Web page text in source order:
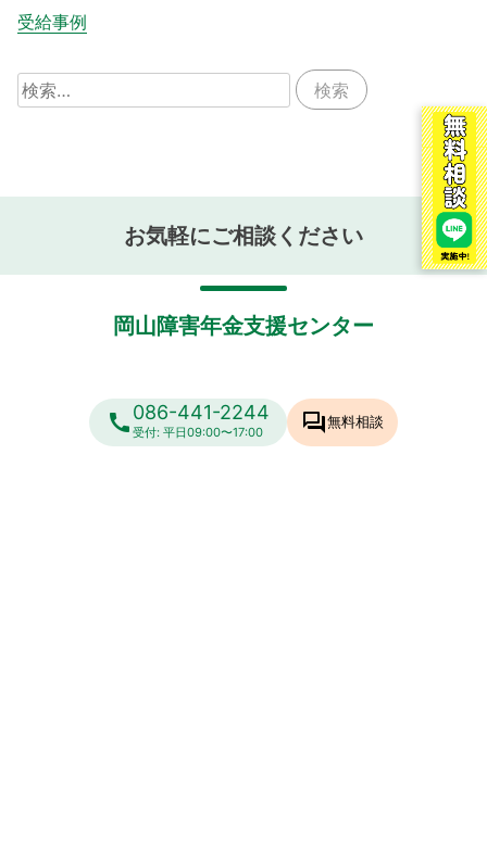
受給事例
検
索:
お気軽にご相談ください
岡山障害年金支援センター
call086-441-2244
受付: 平日09:00〜17:00 forum無料相談